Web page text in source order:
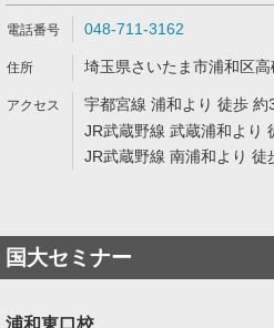
048-711-3162
埼玉県さいたま市浦和区高
宇都宮線 浦和より 徒歩 約
JR武蔵野線 武蔵浦和より
JR武蔵野線 南浦和より 徒
国大セミナー
浦和東口校